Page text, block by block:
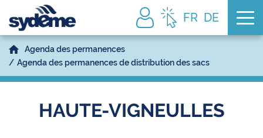
FR DE
Agenda des permanences
Agenda des permanences de distribution des sacs
HAUTE-VIGNEULLES